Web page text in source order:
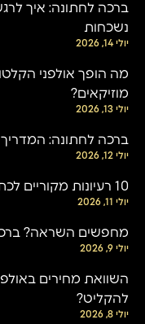
ברכה לחתונה: איך
נשכחות
יולי 14, 2026
מה הופך אולפני
מוזיקאים?
יולי 13, 2026
ברכה לחתונה:
יולי 12, 2026
10 רעיונות מקוריים לכתיבת ברכה לחתונה שתשאיר חותם
יולי 11, 2026
מחפשים השראה?
יולי 9, 2026
השוואת מחירים
להקליט?
יולי 8, 2026